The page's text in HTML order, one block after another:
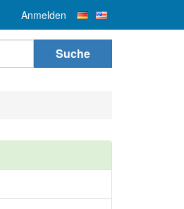
Anmelden
Suche